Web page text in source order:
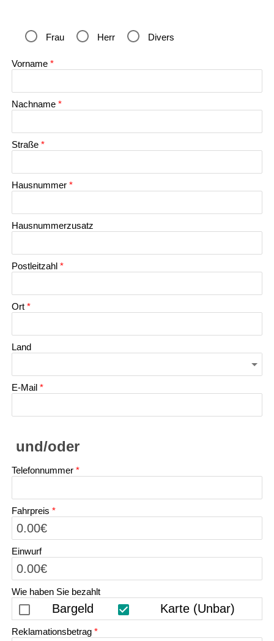
Frau Herr Divers
Vorname *
Nachname *
Straße *
Hausnummer *
Hausnummerzusatz
Postleitzahl *
Ort *
Land
E-Mail *
Telefonnummer *
Fahrpreis *
Einwurf
Wie haben Sie bezahlt
Bargeld Karte (Unbar)
Reklamationsbetrag *